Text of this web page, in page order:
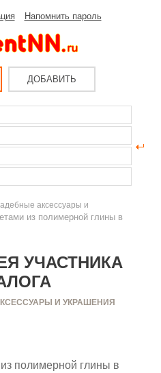
Напомнить пароль
ДОБАВИТЬ
аксессуары и
из полимерной глины в
УЧАСТНИКА
И УКРАШЕНИЯ
полимерной глины в